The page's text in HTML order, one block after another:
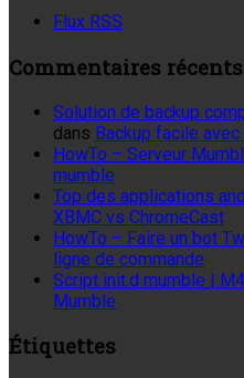
Flux RSS
Commentaires récents
Solution de backup
dans Backup facile
HowTo – Serveur
mumble
Top des applications
XBMC vs ChromeCast
HowTo – Faire un bot
ligne de commande
Script init.d mumble |
Mumble
Étiquettes